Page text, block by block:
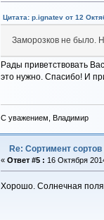
Цитата: p.ignatev от 12
Заморозков не было.
Рады приветствовать
это нужно. Спасибо! И
С уважением, Владимир
Re: Сортимент
« Ответ #5 : 16 Октября
Хорошо. Солнечная